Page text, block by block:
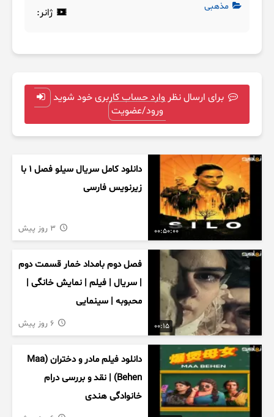
مذهبی ژانر:
برای ارسال نظر وارد حساب کاربری خود شوید
ورود/عضویت
00:50:00
دانلود کامل سریال سیلو فصل ۱ با
زیرنویس فارسی
00:15
فصل دوم بامداد خمار قسمت دوم
| سریال | فیلم | نمایش خانگی |
محبوبه | سینمایی
دانلود فیلم مادر و دختران (Maa
Behen) | نقد و بررسی درام
خانوادگی هندی